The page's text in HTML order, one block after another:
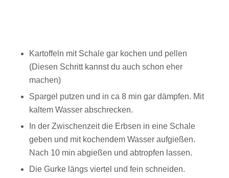
Kartoffeln mit Schale gar kochen und pellen
(Diesen Schritt kannst du auch schon eher
machen)
Spargel putzen und in ca 8 min gar dämpfen. Mit
kaltem Wasser abschrecken.
In der Zwischenzeit die Erbsen in eine Schale
geben und mit kochendem Wasser aufgießen.
Nach 10 min abgießen und abtropfen lassen.
Die Gurke längs viertel und fein schneiden.